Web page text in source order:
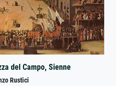
del Campo, Sienne
Rustici